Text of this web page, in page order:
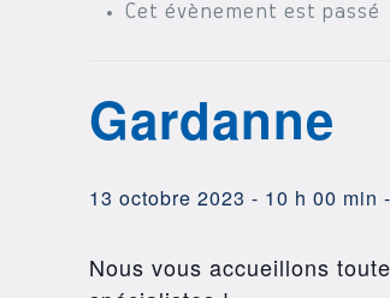
Cet évènement est passé
Gardanne
13 octobre 2023 - 10 h 00 min -
Nous vous accueillons